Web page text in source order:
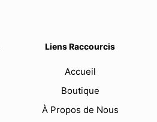
Liens Raccourcis
Accueil
Boutique
À Propos de Nous